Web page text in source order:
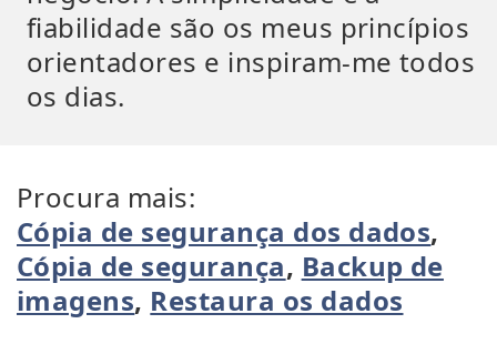
fiabilidade são os meus princípios
orientadores e inspiram-me todos
os dias.
Procura mais:
Cópia de segurança dos dados,
Cópia de segurança, Backup de
imagens, Restaura os dados